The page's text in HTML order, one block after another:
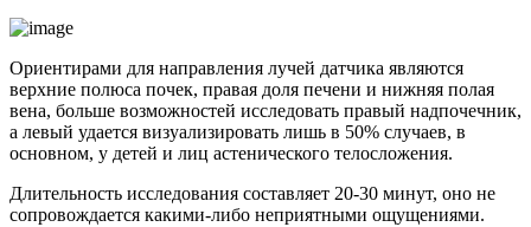
Ориентирами для направления лучей датчика являются
верхние полюса почек, правая доля печени и нижняя полая
вена, больше возможностей исследовать правый надпочечник,
а левый удается визуализировать лишь в 50% случаев, в
основном, у детей и лиц астенического телосложения.
Длительность исследования составляет 20-30 минут, оно не
сопровождается какими-либо неприятными ощущениями.